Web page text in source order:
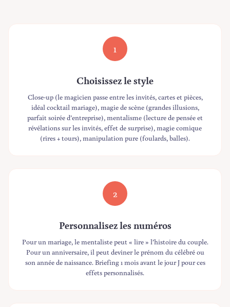
1
Choisissez le style
Close-up (le magicien passe entre les invités, cartes et pièces,
idéal cocktail mariage), magie de scène (grandes illusions,
parfait soirée d’entreprise), mentalisme (lecture de pensée et
révélations sur les invités, effet de surprise), magie comique
(rires + tours), manipulation pure (foulards, balles).
2
Personnalisez les numéros
Pour un mariage, le mentaliste peut « lire » l’histoire du couple.
Pour un anniversaire, il peut deviner le prénom du célébré ou
son année de naissance. Briefing 1 mois avant le jour J pour ces
effets personnalisés.